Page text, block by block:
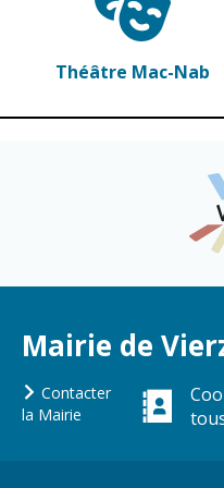
Gare de Vierzon
Travaux
Réseau de
Théâtre Mac-Nab
Mairie de
Contacter
la Mairie